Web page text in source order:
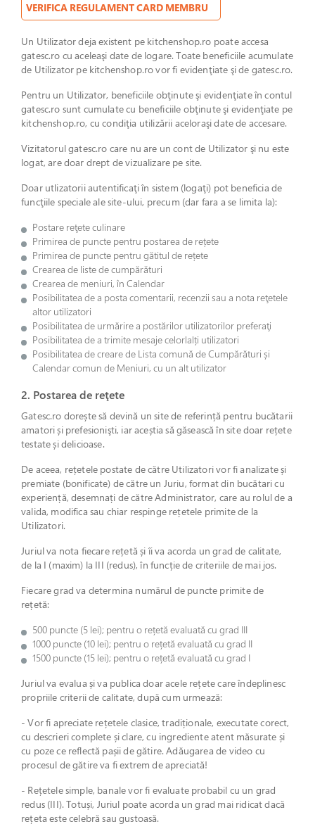
VERIFICA REGULAMENT CARD MEMBRU
Un Utilizator deja existent pe kitchenshop.ro poate accesa
gatesc.ro cu aceleaşi date de logare. Toate beneficiile acumulate
de Utilizator pe kitchenshop.ro vor fi evidenţiate şi de gatesc.ro.
Pentru un Utilizator, beneficiile obţinute şi evidenţiate în contul
gatesc.ro sunt cumulate cu beneficiile obţinute şi evidenţiate pe
kitchenshop.ro, cu condiţia utilizării aceloraşi date de accesare.
Vizitatorul gatesc.ro care nu are un cont de Utilizator şi nu este
logat, are doar drept de vizualizare pe site.
Doar utlizatorii autentificaţi în sistem (logaţi) pot beneficia de
funcţiile speciale ale site-ului, precum (dar fara a se limita la):
Postare reţete culinare
Primirea de puncte pentru postarea de rețete
Primirea de puncte pentru gătitul de rețete
Crearea de liste de cumpărături
Crearea de meniuri, în Calendar
Posibilitatea de a posta comentarii, recenzii sau a nota reţetele
altor utilizatori
Posibilitatea de urmărire a postărilor utilizatorilor preferaţi
Posibilitatea de a trimite mesaje celorlalți utilizatori
Posibilitatea de creare de Lista comună de Cumpărături și
Calendar comun de Meniuri, cu un alt utilizator
2. Postarea de reţete
Gatesc.ro dorește să devină un site de referință pentru bucătarii
amatori și prefesionişti, iar aceștia să găsească în site doar rețete
testate și delicioase.
De aceea, rețetele postate de către Utilizatori vor fi analizate și
premiate (bonificate) de către un Juriu, format din bucătari cu
experiență, desemnați de către Administrator, care au rolul de a
valida, modifica sau chiar respinge rețetele primite de la
Utilizatori.
Juriul va nota fiecare rețetă și îi va acorda un grad de calitate,
de la I (maxim) la III (redus), în funcție de criteriile de mai jos.
Fiecare grad va determina numărul de puncte primite de
rețetă:
500 puncte (5 lei); pentru o rețetă evaluată cu grad III
1000 puncte (10 lei); pentru o rețetă evaluată cu grad II
1500 puncte (15 lei); pentru o rețetă evaluată cu grad I
Juriul va evalua și va publica doar acele rețete care îndeplinesc
propriile criterii de calitate, după cum urmează:
- Vor fi apreciate rețetele clasice, tradiționale, executate corect,
cu descrieri complete și clare, cu ingrediente atent măsurate și
cu poze ce reflectă pașii de gătire. Adăugarea de video cu
procesul de gătire va fi extrem de apreciată!
- Rețetele simple, banale vor fi evaluate probabil cu un grad
redus (III). Totuși, Juriul poate acorda un grad mai ridicat dacă
rețeta este celebră sau gustoasă.